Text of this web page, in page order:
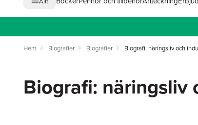
Hem Biografier Biografier Biografi: näringsliv och
Biografi: näringsliv